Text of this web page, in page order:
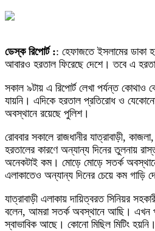
ডেস্ক রিপোর্ট :: হেফাজতে ইসলামের ডাকা
আবারও হরতাল ফিরেছে দেশে। তবে এ
সকাল ৯টায় এ রিপোর্ট লেখা পর্যন্ত কোথাও
যায়নি। এদিকে হরতাল প্রতিরোধ ও
অবস্থানে রয়েছে পুলিশ।
রোববার সকালে রাজধানীর যাত্রাবাড়ী,
হরতালের কারণে অন্যান্য দিনের তুলনায়
অনেকটাই কম। মোড়ে মোড়ে সতর্ক
এলাকাতেও অন্যান্য দিনের চেয়ে কম গাড়ি
যাত্রাবাড়ী এলাকায় দায়িত্বরত সিনিয়র
বলেন, আমরা সতর্ক অবস্থানে আছি। এখন
স্বাভাবিক আছে। কোনো মিছিল মিটিং হয়নি।